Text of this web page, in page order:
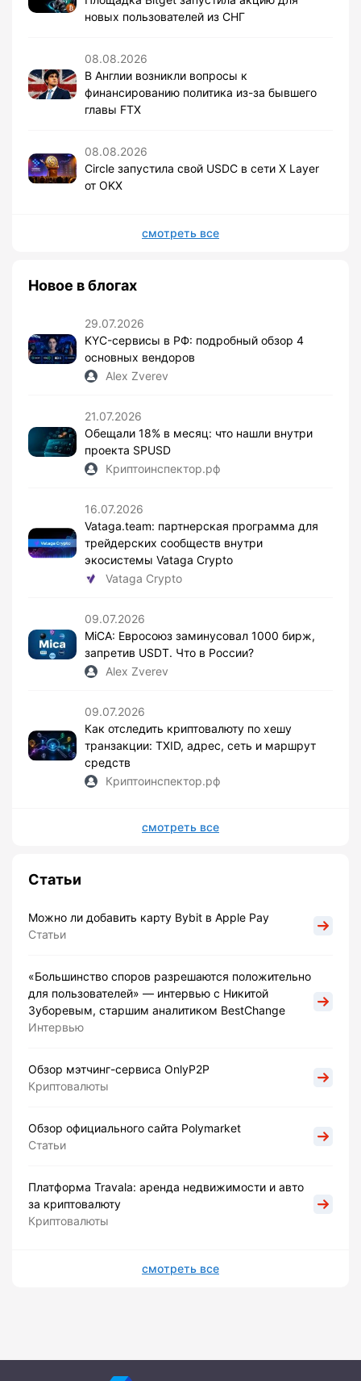
новых пользователей из СНГ
08.08.2026
В Англии возникли вопросы к
финансированию политика из-за бывшего
главы FTX
08.08.2026
Circle запустила свой USDC в сети X Layer
от OKX
смотреть все
Новое в блогах
29.07.2026
KYC-сервисы в РФ: подробный обзор 4
основных вендоров
Alex Zverev
21.07.2026
Обещали 18% в месяц: что нашли внутри
проекта SPUSD
Криптоинспектор.рф
16.07.2026
Vataga.team: партнерская программа для
трейдерских сообществ внутри
экосистемы Vataga Crypto
Vataga Crypto
09.07.2026
MiCA: Евросоюз заминусовал 1000 бирж,
запретив USDT. Что в России?
Alex Zverev
09.07.2026
Как отследить криптовалюту по хешу
транзакции: TXID, адрес, сеть и маршрут
средств
Криптоинспектор.рф
смотреть все
Статьи
Можно ли добавить карту Bybit в Apple Pay
Статьи
«Большинство споров разрешаются положительно
для пользователей» — интервью с Никитой
Зуборевым, старшим аналитиком BestChange
Интервью
Обзор мэтчинг-сервиса OnlyP2P
Криптовалюты
Обзор официального сайта Polymarket
Статьи
Платформа Travala: аренда недвижимости и авто
за криптовалюту
Криптовалюты
смотреть все